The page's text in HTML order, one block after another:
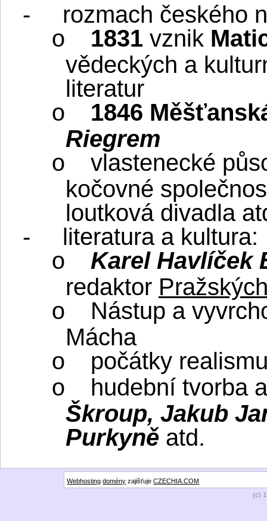
-
rozmach českého
o 1831 vznik
vědeckých a
literatur
o
1846
Riegrem
o
vlastenecké
kočovné
loutková divadla
-
literatura a kultura:
o
Karel Havlíček
redaktor
o
Nástup a
Mácha
o počátky
o
hudební tvorba
Škroup, Jakub
Purkyně atd.
Webhosting domény zajišťujeCZECHIA.COM
(c)